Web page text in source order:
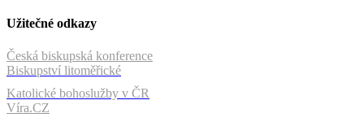
Užitečné odkazy
Česká biskupská konference
Biskupství litoměřické
Katolické bohoslužby v ČR
Víra.CZ